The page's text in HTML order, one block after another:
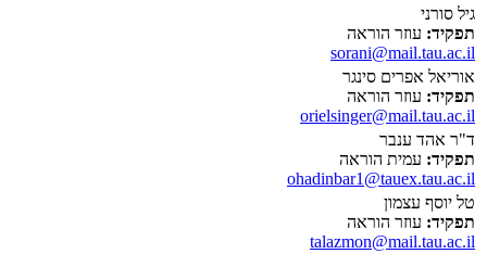
גיל סורני
תפקיד: עוזר הוראה
sorani@mail.tau.ac.il
אוריאל אפרים סינגר
תפקיד: עוזר הוראה
orielsinger@mail.tau.ac.il
ד"ר אהד ענבר
תפקיד: עמית הוראה
ohadinbar1@tauex.tau.ac.il
טל יוסף עצמון
תפקיד: עוזר הוראה
talazmon@mail.tau.ac.il